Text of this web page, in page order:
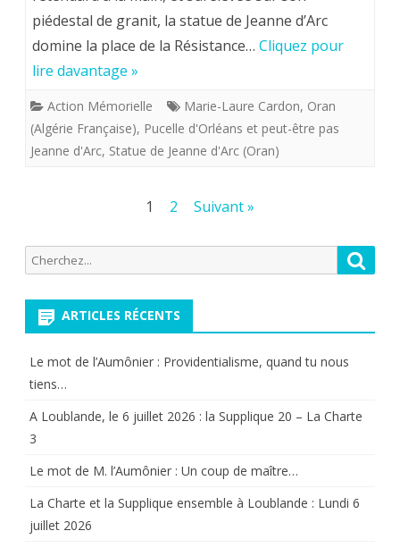
Caen
piédestal de granit, la statue de Jeanne d’Arc
domine la place de la Résistance… Cliquez pour
lire davantage »
Action Mémorielle Marie-Laure Cardon, Oran
(Algérie Française), Pucelle d'Orléans et peut-être pas
Jeanne d'Arc, Statue de Jeanne d'Arc (Oran)
publications
1 2 Suivant »
Recherche
pour:
ARTICLES RÉCENTS
Le mot de l’Aumônier : Providentialisme, quand tu nous
tiens…
A Loublande, le 6 juillet 2026 : la Supplique 20 – La Charte
3
Le mot de M. l’Aumônier : Un coup de maître…
La Charte et la Supplique ensemble à Loublande : Lundi 6
juillet 2026